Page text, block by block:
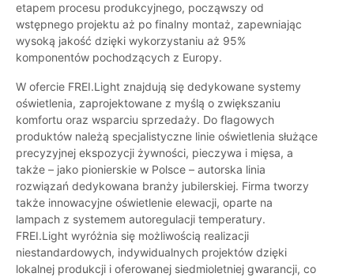
etapem procesu produkcyjnego, począwszy od
wstępnego projektu aż po finalny montaż, zapewniając
wysoką jakość dzięki wykorzystaniu aż 95%
komponentów pochodzących z Europy.
W ofercie FREI.Light znajdują się dedykowane systemy
oświetlenia, zaprojektowane z myślą o zwiększaniu
komfortu oraz wsparciu sprzedaży. Do flagowych
produktów należą specjalistyczne linie oświetlenia służące
precyzyjnej ekspozycji żywności, pieczywa i mięsa, a
także – jako pionierskie w Polsce – autorska linia
rozwiązań dedykowana branży jubilerskiej. Firma tworzy
także innowacyjne oświetlenie elewacji, oparte na
lampach z systemem autoregulacji temperatury.
FREI.Light wyróżnia się możliwością realizacji
niestandardowych, indywidualnych projektów dzięki
lokalnej produkcji i oferowanej siedmioletniej gwarancji, co